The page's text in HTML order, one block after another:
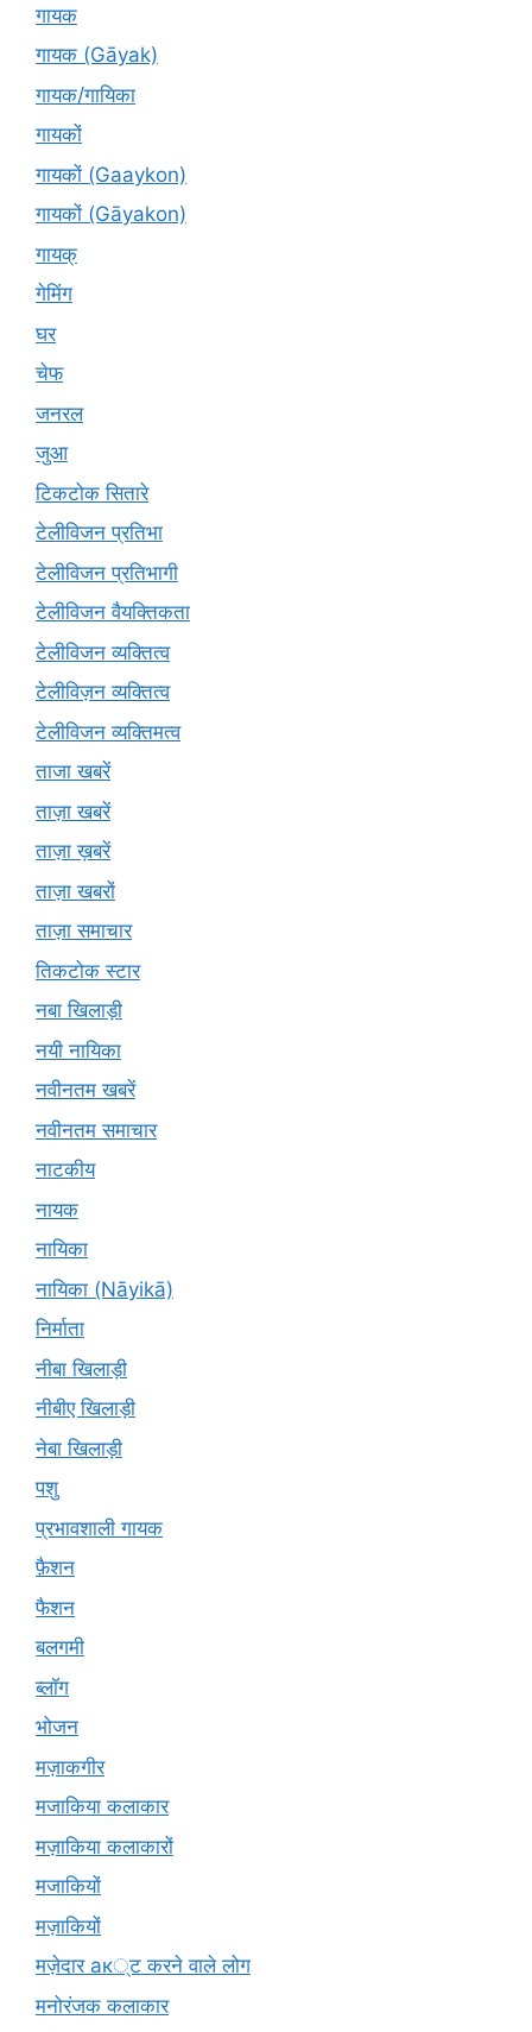
गायक
गायक (Gāyak)
गायक/गायिका
गायकों
गायकों (Gaaykon)
गायकों (Gāyakon)
गायक्
गेमिंग
घर
चेफ
जनरल
जुआ
टिकटोक सितारे
टेलीविजन प्रतिभा
टेलीविजन प्रतिभागी
टेलीविजन वैयक्तिकता
टेलीविजन व्यक्तित्व
टेलीविज़न व्यक्तित्व
टेलीविजन व्यक्तिमत्व
ताजा खबरें
ताज़ा खबरें
ताज़ा ख़बरें
ताज़ा खबरों
ताज़ा समाचार
तिकटोक स्टार
नबा खिलाड़ी
नयी नायिका
नवीनतम खबरें
नवीनतम समाचार
नाटकीय
नायक
नायिका
नायिका (Nāyikā)
निर्माता
नीबा खिलाड़ी
नीबीए खिलाड़ी
नेबा खिलाड़ी
पशु
प्रभावशाली गायक
फ़ैशन
फैशन
बलगमी
ब्लॉग
भोजन
मज़ाकगीर
मजाकिया कलाकार
मज़ाकिया कलाकारों
मजाकियों
मज़ाकियों
मज़ेदार ак्ट करने वाले लोग
मनोरंजक कलाकार